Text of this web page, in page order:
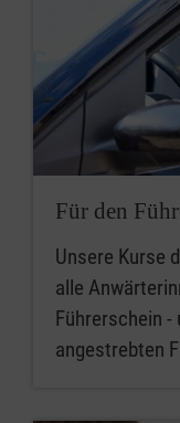
Für den
Unsere Kurse
alle
Führerschein -
angestrebten